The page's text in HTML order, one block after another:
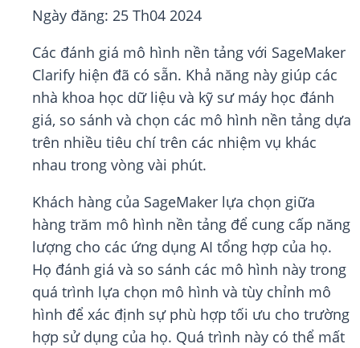
Ngày đăng: 25 Th04 2024
Các đánh giá mô hình nền tảng với SageMaker
Clarify hiện đã có sẵn. Khả năng này giúp các
nhà khoa học dữ liệu và kỹ sư máy học đánh
giá, so sánh và chọn các mô hình nền tảng dựa
trên nhiều tiêu chí trên các nhiệm vụ khác
nhau trong vòng vài phút.
Khách hàng của SageMaker lựa chọn giữa
hàng trăm mô hình nền tảng để cung cấp năng
lượng cho các ứng dụng AI tổng hợp của họ.
Họ đánh giá và so sánh các mô hình này trong
quá trình lựa chọn mô hình và tùy chỉnh mô
hình để xác định sự phù hợp tối ưu cho trường
hợp sử dụng của họ. Quá trình này có thể mất